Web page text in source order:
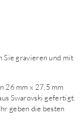
Sie gravieren und mit
26 mm x 27,5 mm
Swarovski gefertigt.
geben die besten